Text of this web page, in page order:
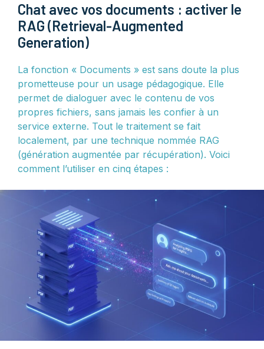
Chat avec vos documents : activer le
RAG (Retrieval-Augmented
Generation)
La fonction « Documents » est sans doute la plus
prometteuse pour un usage pédagogique. Elle
permet de dialoguer avec le contenu de vos
propres fichiers, sans jamais les confier à un
service externe. Tout le traitement se fait
localement, par une technique nommée RAG
(génération augmentée par récupération). Voici
comment l’utiliser en cinq étapes :